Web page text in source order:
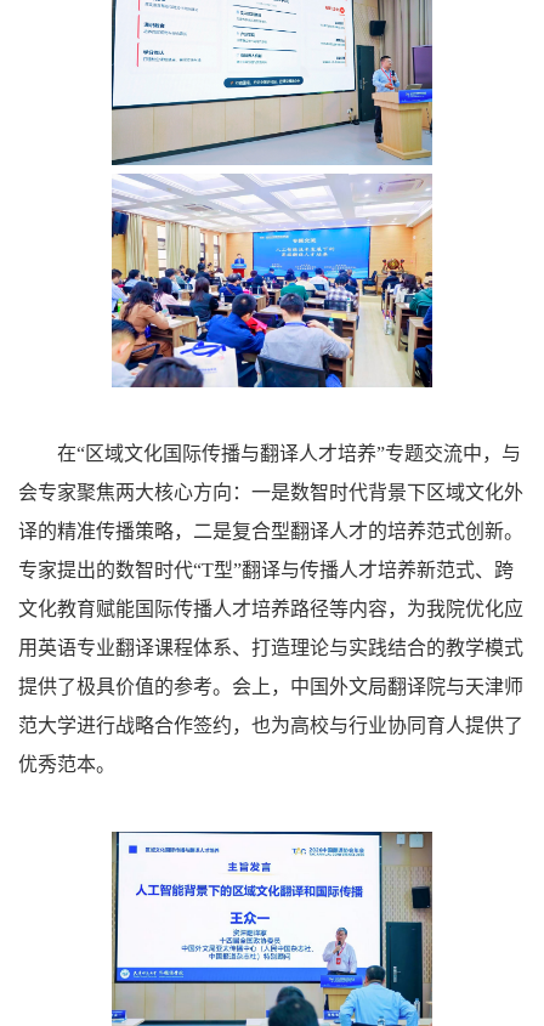
在“区域文化国际传播与翻译人才培养”专题交流中，与
会专家聚焦两大核心方向：一是数智时代背景下区域文化外
译的精准传播策略，二是复合型翻译人才的培养范式创新。
专家提出的数智时代“T型”翻译与传播人才培养新范式、跨
文化教育赋能国际传播人才培养路径等内容，为我院优化应
用英语专业翻译课程体系、打造理论与实践结合的教学模式
提供了极具价值的参考。会上，中国外文局翻译院与天津师
范大学进行战略合作签约，也为高校与行业协同育人提供了
优秀范本。